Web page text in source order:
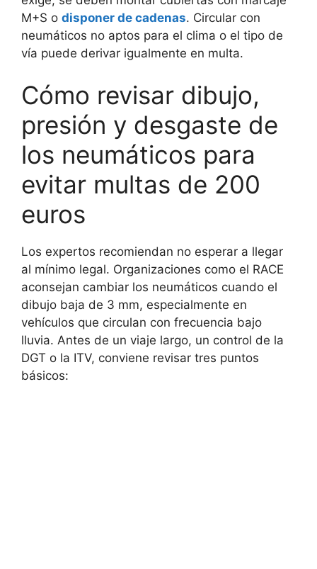
M+S o disponer de cadenas. Circular con
neumáticos no aptos para el clima o el tipo de
vía puede derivar igualmente en multa.
Cómo revisar dibujo,
presión y desgaste de
los neumáticos para
evitar multas de 200
euros
Los expertos recomiendan no esperar a llegar
al mínimo legal. Organizaciones como el RACE
aconsejan cambiar los neumáticos cuando el
dibujo baja de 3 mm, especialmente en
vehículos que circulan con frecuencia bajo
lluvia. Antes de un viaje largo, un control de la
DGT o la ITV, conviene revisar tres puntos
básicos: